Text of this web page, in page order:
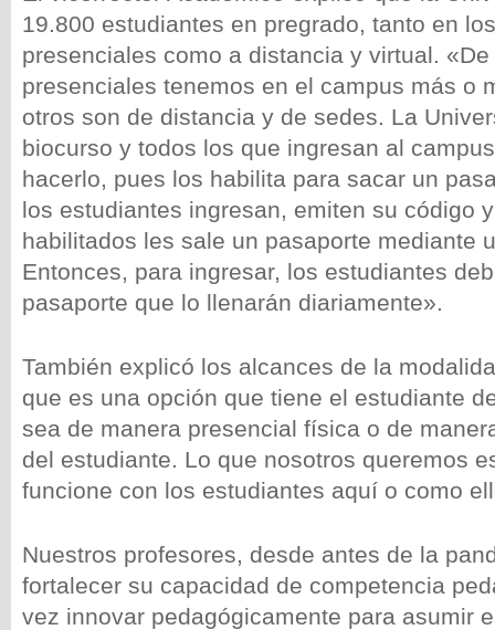
19.800 estudiantes en pregrado, tanto en
presenciales como a distancia y virtual.
presenciales tenemos en el campus más o
otros son de distancia y de sedes. La
biocurso y todos los que ingresan al
hacerlo, pues los habilita para sacar un
los estudiantes ingresan, emiten su código
habilitados les sale un pasaporte mediante
Entonces, para ingresar, los estudiantes
pasaporte que lo llenarán diariamente».
También explicó los alcances de la
que es una opción que tiene el estudiante
sea de manera presencial física o de
del estudiante. Lo que nosotros queremos
funcione con los estudiantes aquí o como
Nuestros profesores, desde antes de la
fortalecer su capacidad de competencia
vez innovar pedagógicamente para asumir